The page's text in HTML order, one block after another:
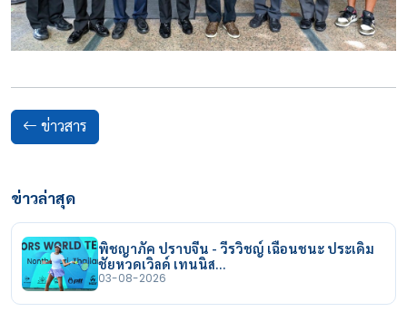
ข่าวสาร
ข่าวล่าสุด
พิชญาภัค ปราบจีน - วีรวิชญ์ เฉือนชนะ ประเดิม
ชัยหวดเวิลด์ เทนนิส…
03-08-2026